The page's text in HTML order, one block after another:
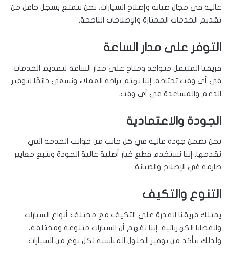
عالية في مجال صيانة وإصلاح السيارات. نحن نتمتع بسجل حافل من
تقديم الخدمات الممتازة والإصلاحات الناجحة.
التوفر على مدار الساعة
فريقنا المتنقل متواجد ومتاح على مدار الساعة لتقديم الخدمات
في أي وقت تحتاجه. إننا نهتم براحة العملاء ونسعى دائمًا لتوفير
الدعم والمساعدة في أي وقت.
الجودة والاعتمادية
نحن نضمن جودة عالية في كل جانب من جوانب الخدمة التي
نقدمها. إننا نستخدم قطع غيار أصلية عالية الجودة ونتبع معايير
صارمة في الإصلاح والصيانة.
التنوع والتكيف
يمتلك فريقنا القدرة على التكيف مع مختلف أنواع السيارات
والقضايا الكهربائية. إننا نفهم أن السيارات متنوعة ومختلفة،
ولذلك نتأكد من توفير الحلول المناسبة لكل نوع من السيارات.